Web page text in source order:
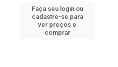
Faça seu login ou
cadastre-se para
ver preços e
comprar